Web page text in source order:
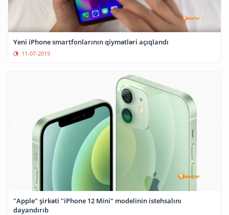
Yeni iPhone smartfonlarının qiymətləri açıqlandı
11-07-2019
"Apple" şirkəti "iPhone 12 Mini" modelinin istehsalını
dayandırıb